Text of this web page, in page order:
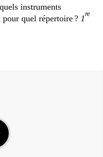
instruments
pour quel répertoire ? 1re